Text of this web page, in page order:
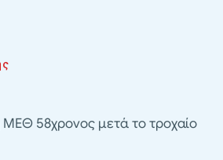
58χρονος μετά το τροχαίο